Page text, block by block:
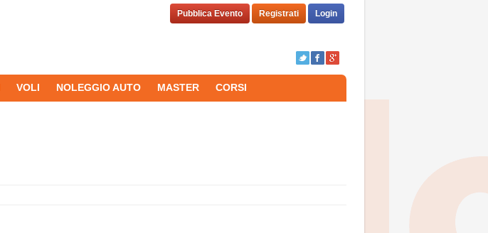
Pubblica Evento Registrati Login
VOLI NOLEGGIO AUTO MASTER CORSI